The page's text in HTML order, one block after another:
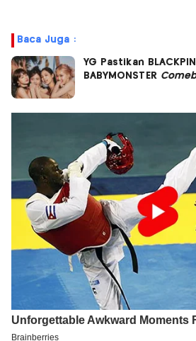
Baca Juga :
YG Pastikan
BABYMONSTER